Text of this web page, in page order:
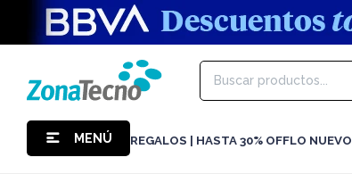
MENÚ REGALOS | HASTA 30% OFFLO NUEVO